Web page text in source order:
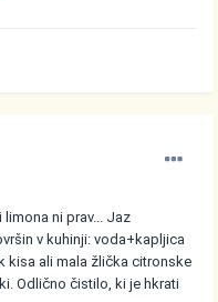
ni prav... Jaz
v kuhinji: voda+kapljica
kisa ali mala žlička citronske
Odlično čistilo, ki je hkrati